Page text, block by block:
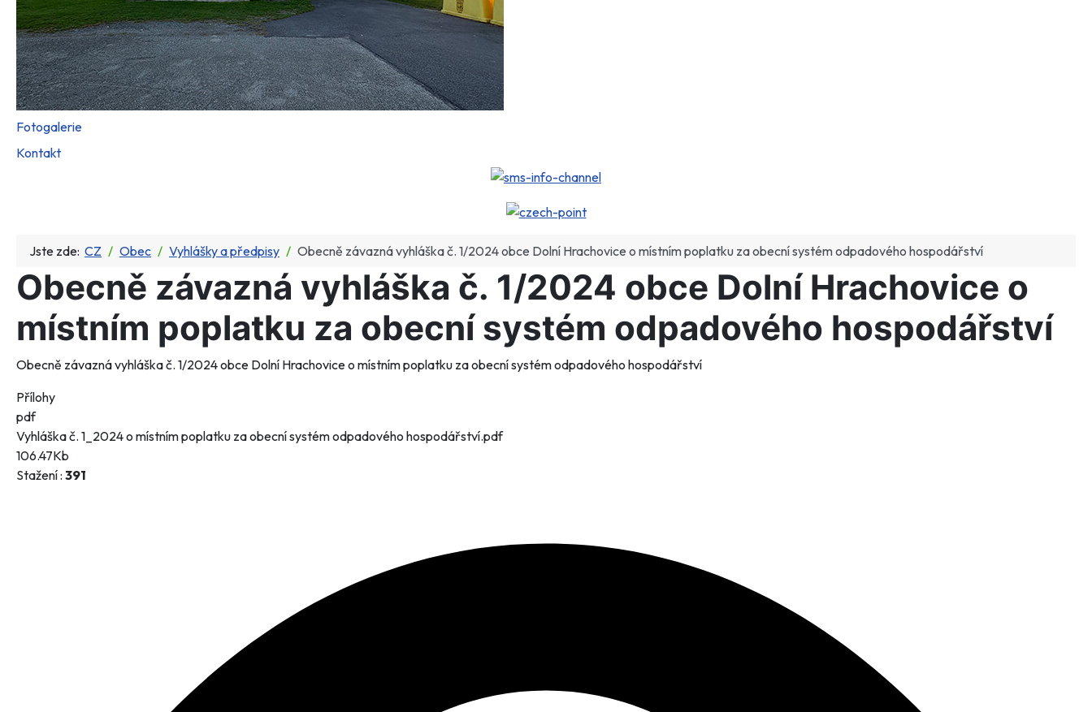
Fotogalerie
Kontakt
Jste zde: CZ Obec Vyhlášky a předpisy Obecně závazná vyhláška č. 1/2024 obce Dolní Hrachovice o místním poplatku za obecní systém odpadového hospodářství
Obecně závazná vyhláška č. 1/2024 obce Dolní Hrachovice o
místním poplatku za obecní systém odpadového hospodářství
Obecně závazná vyhláška č. 1/2024 obce Dolní Hrachovice o místním poplatku za obecní systém odpadového hospodářství
Přílohy
pdf
Vyhláška č. 1_2024 o místním poplatku za obecní systém odpadového hospodářství.pdf
106.47Kb
Stažení : 391